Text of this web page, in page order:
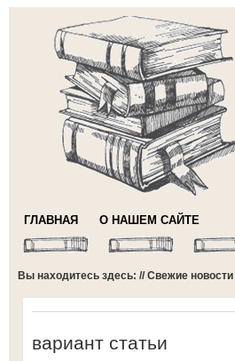
ГЛАВНАЯ О НАШЕМ САЙТЕ
Вы находитесь здесь: //Свежие новости
вариант статьи